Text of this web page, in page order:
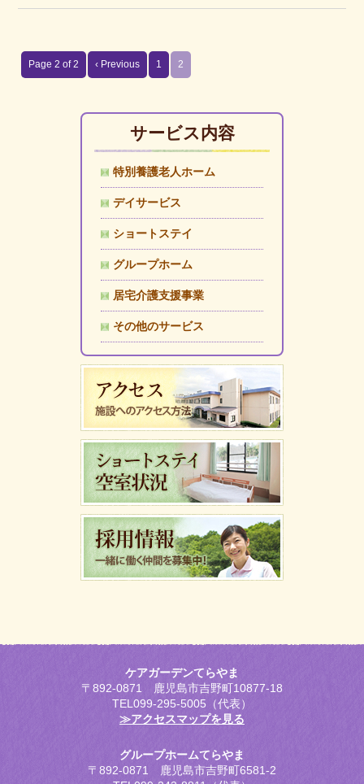
Page 2 of 2 ‹ Previous 1 2
サービス内容
特別養護老人ホーム
デイサービス
ショートステイ
グループホーム
居宅介護支援事業
その他のサービス
ケアガーデンてらやま
〒892-0871 鹿児島市吉野町10877-18
TEL099-295-5005（代表）
≫アクセスマップを見る
グループホームてらやま
〒892-0871 鹿児島市吉野町6581-2